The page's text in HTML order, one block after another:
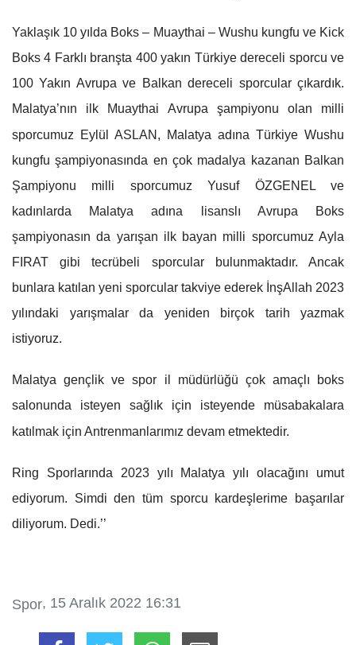
Yaklaşık 10 yılda Boks – Muaythai – Wushu kungfu ve Kick
Boks 4 Farklı branşta 400 yakın Türkiye dereceli sporcu ve
100 Yakın Avrupa ve Balkan dereceli sporcular çıkardık.
Malatya’nın ilk Muaythai Avrupa şampiyonu olan milli
sporcumuz Eylül ASLAN, Malatya adına Türkiye Wushu
kungfu şampiyonasında en çok madalya kazanan Balkan
Şampiyonu milli sporcumuz Yusuf ÖZGENEL ve
kadınlarda Malatya adına lisanslı Avrupa Boks
şampiyonasın da yarışan ilk bayan milli sporcumuz Ayla
FIRAT gibi tecrübeli sporcular bulunmaktadır. Ancak
bunlara katılan yeni sporcular takviye ederek İnşAllah 2023
yılındaki yarışmalar da yeniden birçok tarih yazmak
istiyoruz.
Malatya gençlik ve spor il müdürlüğü çok amaçlı boks
salonunda isteyen sağlık için isteyende müsabakalara
katılmak için Antrenmanlarımız devam etmektedir.
Ring Sporlarında 2023 yılı Malatya yılı olacağını umut
ediyorum. Simdi den tüm sporcu kardeşlerime başarılar
diliyorum. Dedi.’’
Spor, 15 Aralık 2022 16:31